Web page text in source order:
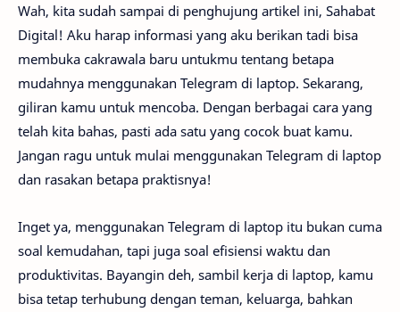
Wah, kita sudah sampai di penghujung artikel ini, Sahabat
Digital! Aku harap informasi yang aku berikan tadi bisa
membuka cakrawala baru untukmu tentang betapa
mudahnya menggunakan Telegram di laptop. Sekarang,
giliran kamu untuk mencoba. Dengan berbagai cara yang
telah kita bahas, pasti ada satu yang cocok buat kamu.
Jangan ragu untuk mulai menggunakan Telegram di laptop
dan rasakan betapa praktisnya!
Inget ya, menggunakan Telegram di laptop itu bukan cuma
soal kemudahan, tapi juga soal efisiensi waktu dan
produktivitas. Bayangin deh, sambil kerja di laptop, kamu
bisa tetap terhubung dengan teman, keluarga, bahkan